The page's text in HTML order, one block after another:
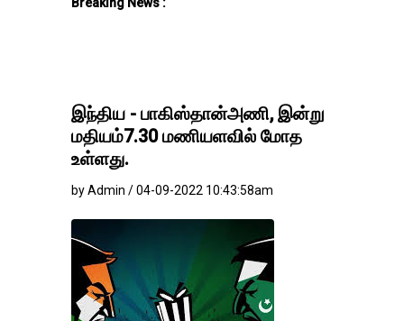
இந்திய - பாகிஸ்தான்அணி, இன்று
மதியம்7.30 மணியளவில் மோத
உள்ளது.
by Admin / 04-09-2022 10:43:58am